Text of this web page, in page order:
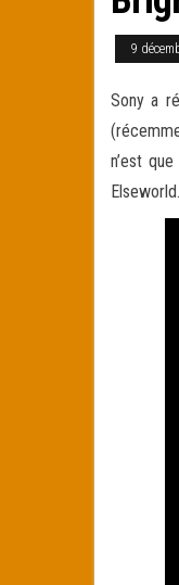
9
Sony a
n’est
Elseworld.